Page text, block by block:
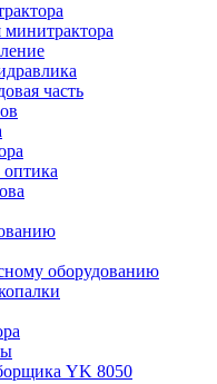
часть
оборудованию
YK 8050